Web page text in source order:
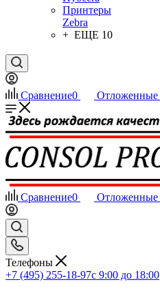
Принтеры
Zebra
+ ЕЩЕ 10
Сравнение0 Отложенные
Сравнение0 Отложенные
Телефоны
+7 (495) 255-18-97с 9:00 до 18:00